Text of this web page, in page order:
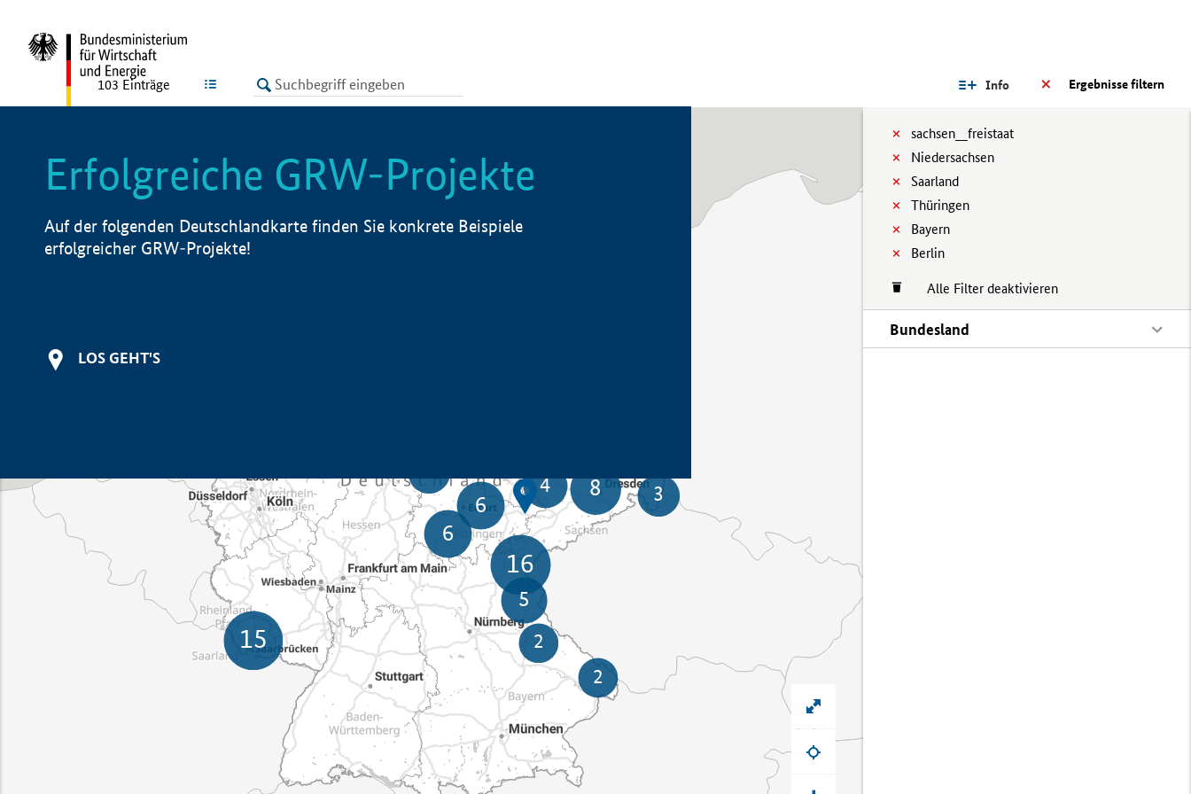
LISTE Ergebnisse filtern
Info
sachsen__freistaat
Niedersachsen
Saarland
Thüringen
Bayern
Berlin
Alle Filter deaktivieren
Bundesland
103 Einträge
Erfolgreiche GRW-Projekte
Auf der folgenden Deutschlandkarte finden Sie konkrete Beispiele
erfolgreicher GRW-Projekte!
LOS GEHT'S